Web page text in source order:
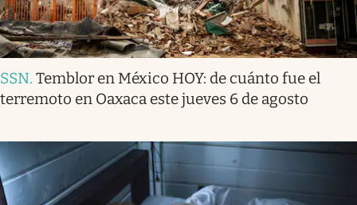
SSN. Temblor en México HOY: de cuánto fue el
terremoto en Oaxaca este jueves 6 de agosto